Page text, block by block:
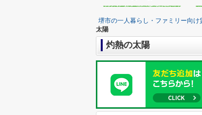
堺市の一人暮らし・ファミリー向
太陽
灼熱の太陽